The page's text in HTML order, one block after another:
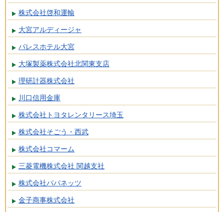
株式会社啓和運輸
大宮アルディージャ
パレスホテル大宮
大塚製薬株式会社北関東支店
理研計器株式会社
川口信用金庫
株式会社トヨタレンタリース埼玉
株式会社そごう・西武
株式会社コマーム
三菱電機株式会社 関越支社
株式会社パパネッツ
金子商事株式会社